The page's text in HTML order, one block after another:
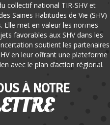
collectif national TIR-SHV et
Saines Habitudes de Vie (SHV)
Elle met en valeur les normes
favorables aux SHV dans les
soutient les partenaires
en leur offrant une plateforme
avec le plan d’action régional.
À NOTRE